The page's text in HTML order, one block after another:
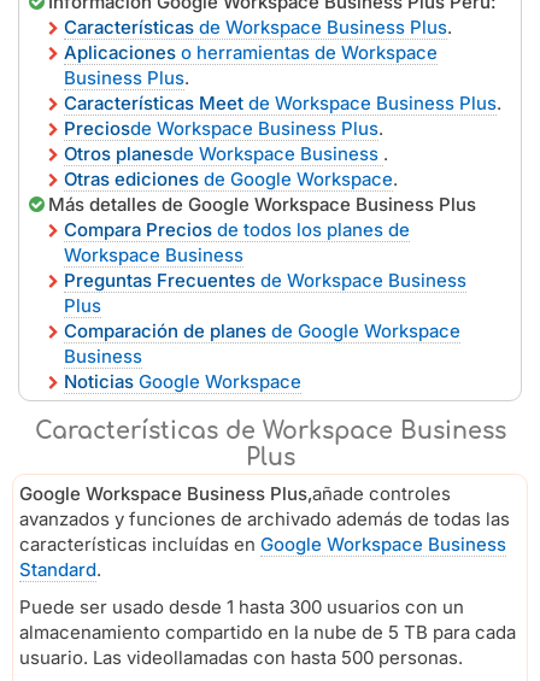
Características de Workspace Business Plus.
Aplicaciones o herramientas de Workspace
Business Plus.
Características Meet de Workspace Business Plus.
Preciosde Workspace Business Plus.
Otros planesde Workspace Business .
Otras ediciones de Google Workspace.
Más detalles de Google Workspace Business Plus
Compara Precios de todos los planes de
Workspace Business
Preguntas Frecuentes de Workspace Business
Plus
Comparación de planes de Google Workspace
Business
Noticias Google Workspace
Características de Workspace Business
Plus
Google Workspace Business Plus,añade controles
avanzados y funciones de archivado además de todas las
características incluídas en Google Workspace Business
Standard.
Puede ser usado desde 1 hasta 300 usuarios con un
almacenamiento compartido en la nube de 5 TB para cada
usuario. Las videollamadas con hasta 500 personas.